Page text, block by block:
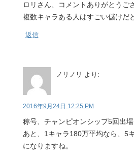
ロリさん、コメントありがとうご
複数キャラある人はすごい儲けだ
返信
ノリノリ より:
2016年9月24日 12:25 PM
称号、チャンピオンシップ5回出場
あと、1キャラ180万平均なら、5
になりますね。